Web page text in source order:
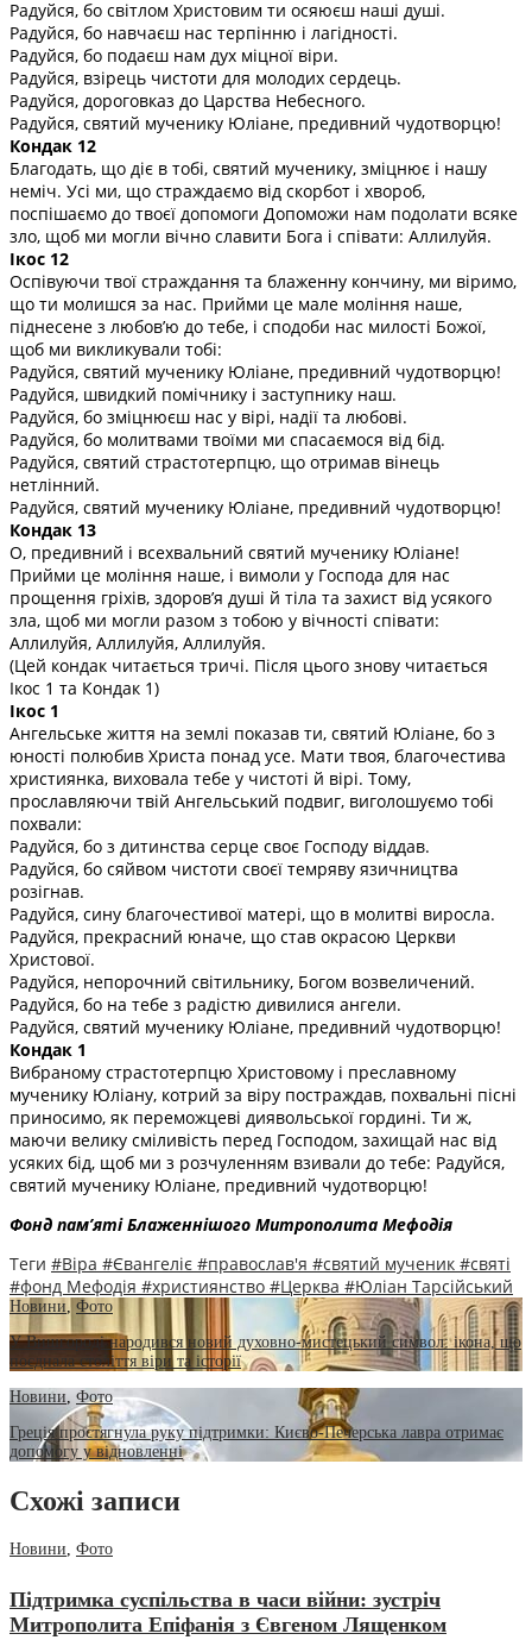
Радуйся, бо світлом Христовим ти осяюєш наші душі.
Радуйся, бо навчаєш нас терпінню і лагідності.
Радуйся, бо подаєш нам дух міцної віри.
Радуйся, взірець чистоти для молодих сердець.
Радуйся, дороговказ до Царства Небесного.
Радуйся, святий мученику Юліане, предивний чудотворцю!
Кондак 12
Благодать, що діє в тобі, святий мученику, зміцнює і нашу
неміч. Усі ми, що страждаємо від скорбот і хвороб,
поспішаємо до твоєї допомоги Допоможи нам подолати всяке
зло, щоб ми могли вічно славити Бога і співати: Аллилуйя.
Ікос 12
Оспівуючи твої страждання та блаженну кончину, ми віримо,
що ти молишся за нас. Прийми це мале моління наше,
піднесене з любов’ю до тебе, і сподоби нас милості Божої,
щоб ми викликували тобі:
Радуйся, святий мученику Юліане, предивний чудотворцю!
Радуйся, швидкий помічнику і заступнику наш.
Радуйся, бо зміцнюєш нас у вірі, надії та любові.
Радуйся, бо молитвами твоїми ми спасаємося від бід.
Радуйся, святий страстотерпцю, що отримав вінець
нетлінний.
Радуйся, святий мученику Юліане, предивний чудотворцю!
Кондак 13
О, предивний і всехвальний святий мученику Юліане!
Прийми це моління наше, і вимоли у Господа для нас
прощення гріхів, здоров’я душі й тіла та захист від усякого
зла, щоб ми могли разом з тобою у вічності співати:
Аллилуйя, Аллилуйя, Аллилуйя.
(Цей кондак читається тричі. Після цього знову читається
Ікос 1 та Кондак 1)
Ікос 1
Ангельське життя на землі показав ти, святий Юліане, бо з
юності полюбив Христа понад усе. Мати твоя, благочестива
християнка, виховала тебе у чистоті й вірі. Тому,
прославляючи твій Ангельський подвиг, виголошуємо тобі
похвали:
Радуйся, бо з дитинства серце своє Господу віддав.
Радуйся, бо сяйвом чистоти своєї темряву язичництва
розігнав.
Радуйся, сину благочестивої матері, що в молитві виросла.
Радуйся, прекрасний юначе, що став окрасою Церкви
Христової.
Радуйся, непорочний світильнику, Богом возвеличений.
Радуйся, бо на тебе з радістю дивилися ангели.
Радуйся, святий мученику Юліане, предивний чудотворцю!
Кондак 1
Вибраному страстотерпцю Христовому і преславному
мученику Юліану, котрий за віру постраждав, похвальні пісні
приносимо, як переможцеві диявольської гордині. Ти ж,
маючи велику сміливість перед Господом, захищай нас від
усяких бід, щоб ми з розчуленням взивали до тебе: Радуйся,
святий мученику Юліане, предивний чудотворцю!
Фонд пам’яті Блаженнішого Митрополита Мефодія
Теги #Віра #Євангеліє #православ'я #святий мученик #святі
#фонд Мефодія #християнство #Церква #Юліан Тарсійський
Новини Фото
У Вишгороді народився новий духовно-мистецький символ: ікона, що
поєднала століття віри та історії
Новини Фото
Греція простягнула руку підтримки: Києво-Печерська лавра отримає
допомогу у відновленні
Схожі записи
Новини, Фото
Підтримка суспільства в часи війни: зустріч
Митрополита Епіфанія з Євгеном Лященком